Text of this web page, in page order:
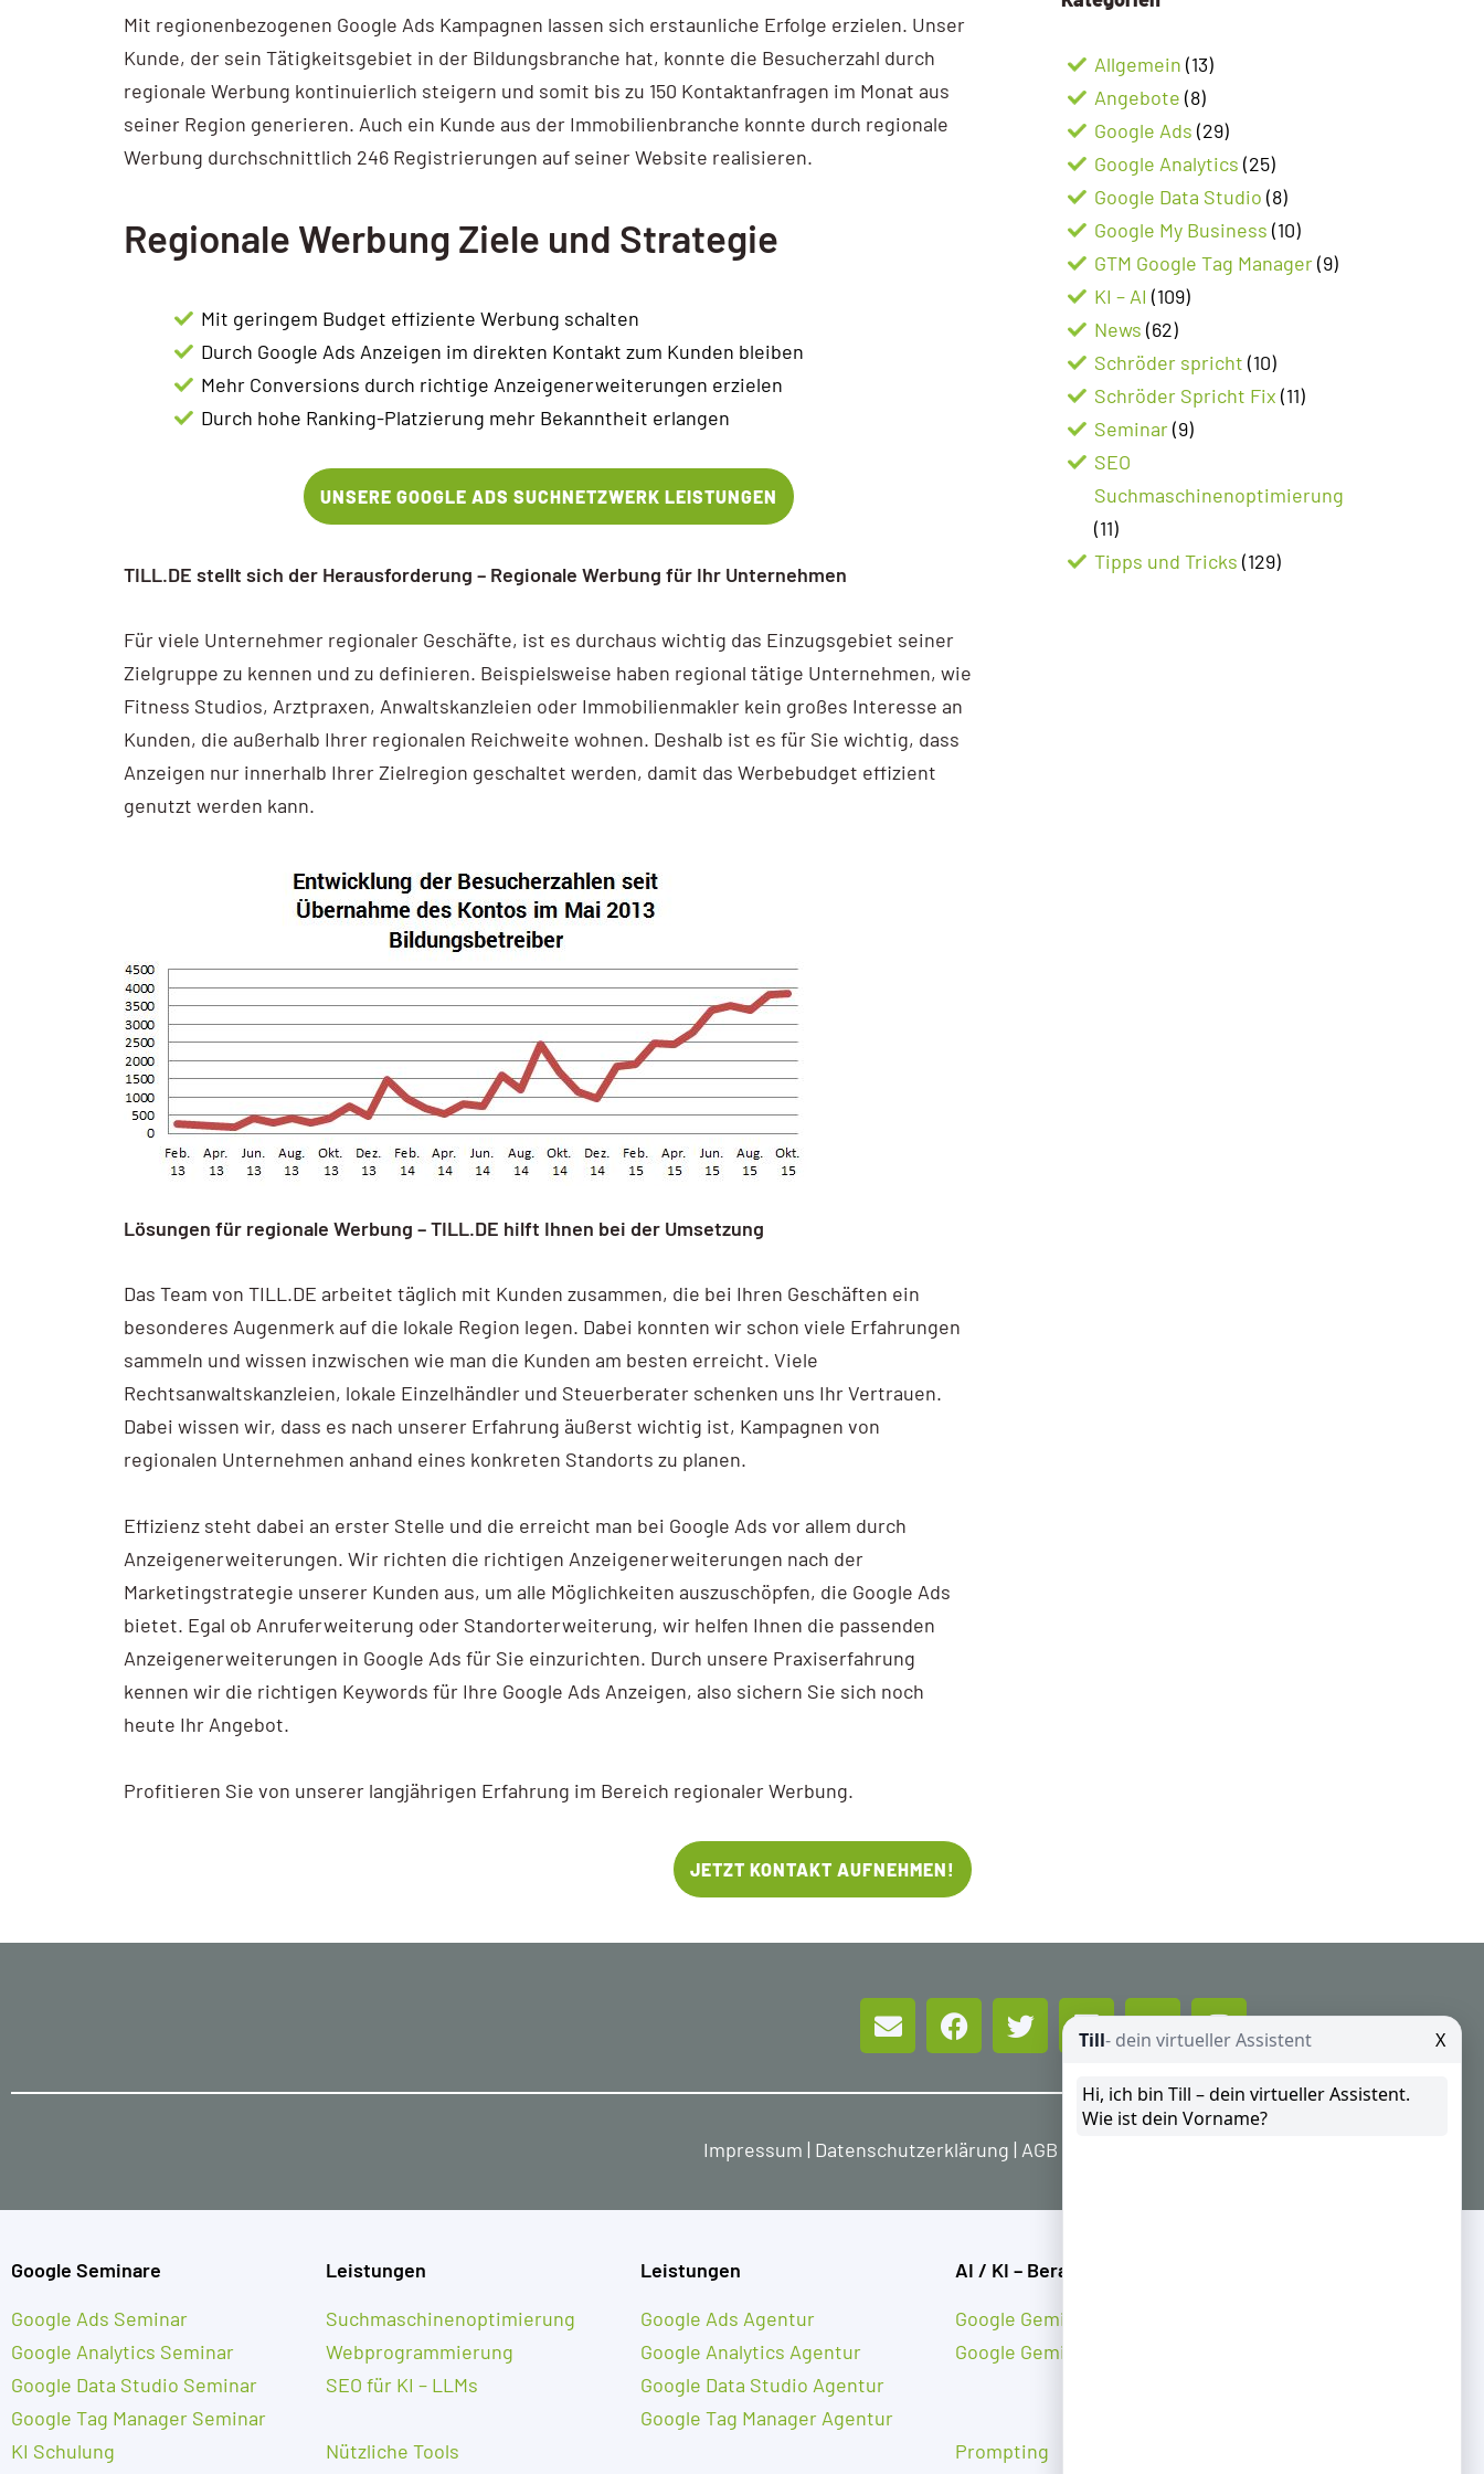
AI / KI Wissen
KI Prompting
Google NotebookLM
Google Data Studio
Mit regionenbezogenen Google Ads Kampagnen lassen sich erstaunliche Erfolge erzielen. Unser
Kunde, der sein Tätigkeitsgebiet in der Bildungsbranche hat, konnte die Besucherzahl durch
regionale Werbung kontinuierlich steigern und somit bis zu 150 Kontaktanfragen im Monat aus
seiner Region generieren. Auch ein Kunde aus der Immobilienbranche konnte durch regionale
Werbung durchschnittlich 246 Registrierungen auf seiner Website realisieren.
Regionale Werbung Ziele und Strategie
Mit geringem Budget effiziente Werbung schalten
Durch Google Ads Anzeigen im direkten Kontakt zum Kunden bleiben
Mehr Conversions durch richtige Anzeigenerweiterungen erzielen
Durch hohe Ranking-Platzierung mehr Bekanntheit erlangen
UNSERE GOOGLE ADS SUCHNETZWERK LEISTUNGEN
TILL.DE stellt sich der Herausforderung – Regionale Werbung für Ihr Unternehmen
Für viele Unternehmer regionaler Geschäfte, ist es durchaus wichtig das Einzugsgebiet seiner
Zielgruppe zu kennen und zu definieren. Beispielsweise haben regional tätige Unternehmen, wie
Fitness Studios, Arztpraxen, Anwaltskanzleien oder Immobilienmakler kein großes Interesse an
Kunden, die außerhalb Ihrer regionalen Reichweite wohnen. Deshalb ist es für Sie wichtig, dass
Anzeigen nur innerhalb Ihrer Zielregion geschaltet werden, damit das Werbebudget effizient
genutzt werden kann.
Lösungen für regionale Werbung – TILL.DE hilft Ihnen bei der Umsetzung
Das Team von TILL.DE arbeitet täglich mit Kunden zusammen, die bei Ihren Geschäften ein
besonderes Augenmerk auf die lokale Region legen. Dabei konnten wir schon viele Erfahrungen
sammeln und wissen inzwischen wie man die Kunden am besten erreicht. Viele
Rechtsanwaltskanzleien, lokale Einzelhändler und Steuerberater schenken uns Ihr Vertrauen.
Dabei wissen wir, dass es nach unserer Erfahrung äußerst wichtig ist, Kampagnen von
regionalen Unternehmen anhand eines konkreten Standorts zu planen.
Effizienz steht dabei an erster Stelle und die erreicht man bei Google Ads vor allem durch
Anzeigenerweiterungen. Wir richten die richtigen Anzeigenerweiterungen nach der
Marketingstrategie unserer Kunden aus, um alle Möglichkeiten auszuschöpfen, die Google Ads
bietet. Egal ob Anruferweiterung oder Standorterweiterung, wir helfen Ihnen die passenden
Anzeigenerweiterungen in Google Ads für Sie einzurichten. Durch unsere Praxiserfahrung
kennen wir die richtigen Keywords für Ihre Google Ads Anzeigen, also sichern Sie sich noch
heute Ihr Angebot.
Profitieren Sie von unserer langjährigen Erfahrung im Bereich regionaler Werbung.
JETZT KONTAKT AUFNEHMEN!
Allgemein (13)
Angebote (8)
Google Ads (29)
Google Analytics (25)
Google Data Studio (8)
Google My Business (10)
GTM Google Tag Manager(9)
KI – AI (109)
News (62)
Schröder spricht (10)
Schröder Spricht Fix (11)
Seminar(9)
SEO
Suchmaschinenoptimierung
(11)
Tipps und Tricks (129)
Impressum | Datenschutzerklärung | AGB
Google Seminare
Google Ads Seminar
Google Analytics Seminar
Google Data Studio Seminar
Google Tag Manager Seminar
KI Schulung
Leistungen
Suchmaschinenoptimierung
Webprogrammierung
SEO für KI – LLMs
Nützliche Tools
Leistungen
Google Ads Agentur
Google Analytics Agentur
Google Data Studio Agentur
Google Tag Manager Agentur
AI / KI – Beratung
Google Gemini
Google Gemini Notebook
Prompting